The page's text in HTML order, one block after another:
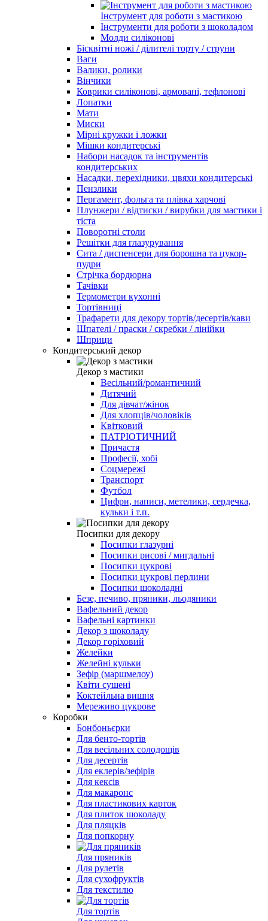
Інструмент для роботи з мастикою
Інструменти для роботи з шоколадом
Молди силіконові
Бісквітні ножі / ділителі торту / струни
Ваги
Валики, ролики
Вінчики
Коврики силіконові, армовані, тефлонові
Лопатки
Мати
Миски
Мірні кружки і ложки
Мішки кондитерські
Набори насадок та інструментів
кондитерських
Насадки, перехідники, цвяхи кондитерські
Пензлики
Пергамент, фольга та плівка харчові
Плунжери / відтиски / вирубки для мастики і
тіста
Поворотні столи
Решітки для глазурування
Сита / диспенсери для борошна та цукор-
пудри
Стрічка бордюрна
Тачівки
Термометри кухонні
Тортівниці
Трафарети для декору тортів/десертів/кави
Шпателі / праски / скребки / лінійки
Шприци
Кондитерський декор
Декор з мастики
Весільний/романтичний
Дитячий
Для дівчат/жінок
Для хлопців/чоловіків
Квітковий
ПАТРІОТИЧНИЙ
Причастя
Професії, хобі
Соцмережі
Транспорт
Футбол
Цифри, написи, метелики, сердечка,
кульки і т.п.
Посипки для декору
Посипки глазурні
Посипки рисові / мигдальні
Посипки цукрові
Посипки цукрові перлини
Посипки шоколадні
Безе, печиво, пряники, льодяники
Вафельний декор
Вафельні картинки
Декор з шоколаду
Декор горіховий
Желейки
Желейні кульки
Зефір (маршмелоу)
Квіти сушені
Коктейльна вишня
Мереживо цукрове
Коробки
Бонбоньєрки
Для бенто-тортів
Для весільних солодощів
Для десертів
Для еклерів/зефірів
Для кексів
Для макаронс
Для пластикових карток
Для плиток шоколаду
Для пляцків
Для попкорну
Для пряників
Для рулетів
Для сухофруктів
Для текстилю
Для тортів